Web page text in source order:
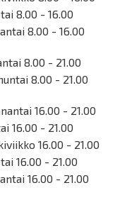
8.00 - 16.00
8.00 - 16.00
8.00 - 21.00
8.00 - 21.00
16.00 - 21.00
16.00 - 21.00
16.00 - 21.00
16.00 - 21.00
16.00 - 21.00